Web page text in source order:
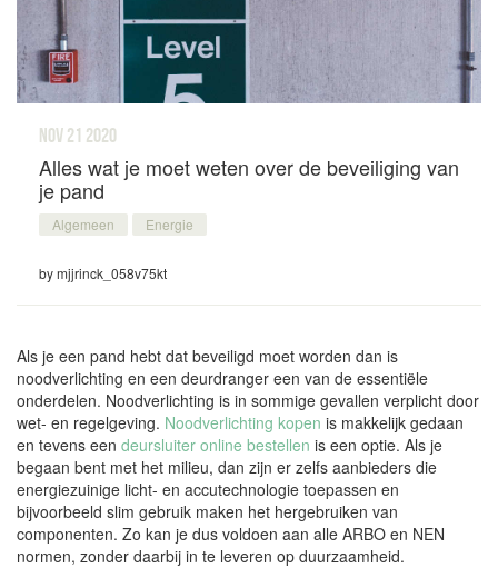
nov 21 2020
Alles wat je moet weten over de beveiliging van
je pand
Algemeen Energie
by mjjrinck_058v75kt
Als je een pand hebt dat beveiligd moet worden dan is
noodverlichting en een deurdranger een van de essentiële
onderdelen. Noodverlichting is in sommige gevallen verplicht door
wet- en regelgeving. Noodverlichting kopen is makkelijk gedaan
en tevens een deursluiter online bestellen is een optie. Als je
begaan bent met het milieu, dan zijn er zelfs aanbieders die
energiezuinige licht- en accutechnologie toepassen en
bijvoorbeeld slim gebruik maken het hergebruiken van
componenten. Zo kan je dus voldoen aan alle ARBO en NEN
normen, zonder daarbij in te leveren op duurzaamheid.